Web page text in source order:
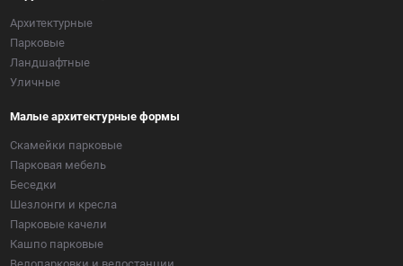
Архитектурные
Парковые
Ландшафтные
Уличные
Малые архитектурные формы
Скамейки парковые
Парковая мебель
Беседки
Шезлонги и кресла
Парковые качели
Кашпо парковые